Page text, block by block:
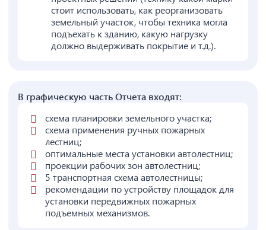
стоит использовать, как реорганизовать
земельный участок, чтобы техника могла
подъехать к зданию, какую нагрузку
должно выдерживать покрытие и т.д.).
В графическую часть Отчета входят:
схема планировки земельного участка;
схема применения ручных пожарных
лестниц;
оптимальные места установки автолестниц;
проекции рабочих зон автолестниц;
5 транспортная схема автолестницы;
рекомендации по устройству площадок для
установки передвижных пожарных
подъемных механизмов.